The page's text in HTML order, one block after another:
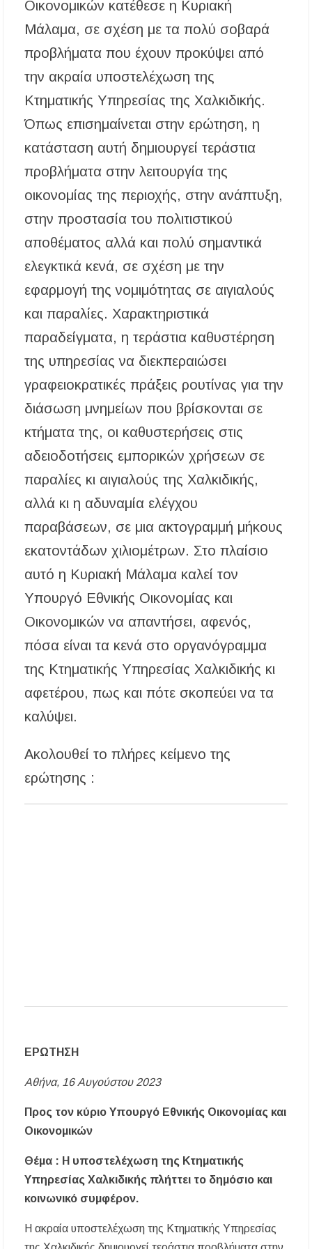
ΑΝ.ΕΤ.ΧΑ.: Παρατείνεται η προθεσμία
υποβολής προτάσεων στο πλαίσιο του LEADER
Χαλκιδική: Διάσωση 49χρονης Γερμανίδας σε
δύσβατο σημείο στη Συκιά
Έλεγχοι σε παραλίες της Χαλκιδικής:
Κασσάνδρα
Χαλκιδική: Νεκρός 68χρονος λουόμενος στην
παραλία της Νέας Ποτίδαιας
Χαλκιδική: Πρωταθλήτρια στις καταγγελίες
για παραλίες – Σφραγίσεις και πρόστιμα μετά
τους ελέγχους
Εγκρίθηκε η λειτουργία τμήματος της Σ.Α.Ε.Κ.
Μουδανιών στον Πολύγυρο– Δικαίωση της
Η ΕΥΑΘ επεκτείνεται στη Χαλκιδική – Τι
αποχέτευση
Χαλκιδική: Νεκρός 69χρονος λουόμενος στην
παραλία Σίβηρης
Οικονομικών κατέθεσε η Κυριακή
Μάλαμα, σε σχέση με τα πολύ σοβαρά
προβλήματα που έχουν προκύψει από
την ακραία υποστελέχωση της
Κτηματικής Υπηρεσίας της Χαλκιδικής.
Όπως επισημαίνεται στην ερώτηση, η
κατάσταση αυτή δημιουργεί τεράστια
προβλήματα στην λειτουργία της
οικονομίας της περιοχής, στην ανάπτυξη,
στην προστασία του π​ολιτιστικού
αποθέματος αλλά και πολύ σημαντικά
ελεγκτικά κενά, σε σχέση με την
εφαρμογή της νομιμότητας σε αιγιαλούς
και παραλίες. Χαρακτηριστικά
παραδείγματα, η τεράστια καθυστέρηση
της υπηρεσίας να διεκπεραιώσει
γραφειοκρατικές πράξεις ρουτίνας για την
διάσωση μνημείων που βρίσκονται σε
κτήματα της, οι καθυστερήσεις στις
αδειοδοτήσεις εμπορικών χρήσεων σε
παραλίες κι αιγιαλούς της Χαλκιδικής,
αλλά κι η αδυναμία ελέγχου
παραβάσεων, σε μια ακτογραμμή μήκους
εκατοντάδων χιλιομέτρων. Στο πλαίσιο
αυτό η Κυριακή Μάλαμα καλεί τον
Υπουργό Εθνικής Οικονομίας και
Οικονομικών να απαντήσει, αφενός,
πόσα είναι τα κενά στο οργανόγραμμα
της Κτηματικής Υπηρεσίας Χαλκιδικής κι
αφετέρου, πως και πότε σκοπεύει να τα
καλύψει.
Ακολουθεί το πλήρες κείμενο της
ερώτησης :
ΕΡΩΤΗΣΗ
Αθήνα, 16 Αυγούστου 2023
Προς τον κύριο Υπουργό Εθνικής Οικονομίας και
Οικονομικών
Θέμα : Η υποστελέχωση της Κτηματικής
Υπηρεσίας Χαλκιδικής πλήττει το δημόσιο και
κοινωνικό συμφέρον.
Η ακραία υποστελέχωση της Κτηματικής Υπηρεσίας